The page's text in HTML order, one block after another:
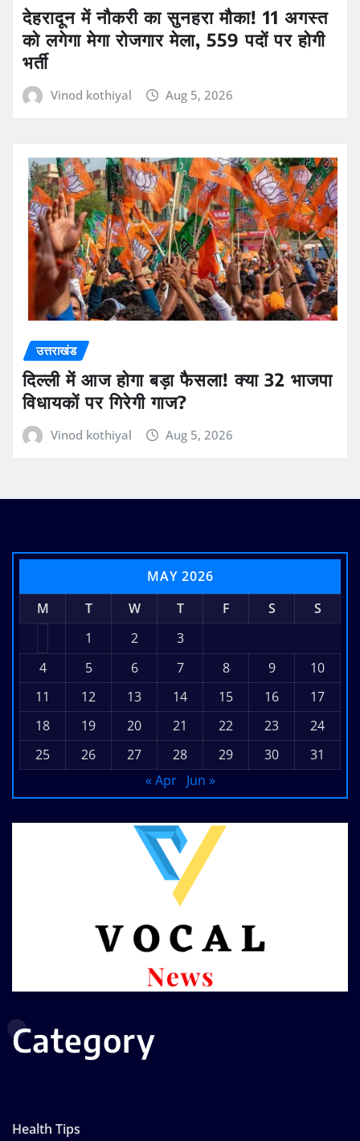
देहरादून में नौकरी का सुनहरा मौका! 11 अगस्त
को लगेगा मेगा रोजगार मेला, 559 पदों पर होगी
भर्ती
Vinod kothiyal Aug 5, 2026
उत्तराखंड
दिल्ली में आज होगा बड़ा फैसला! क्या 32 भाजपा
विधायकों पर गिरेगी गाज?
Vinod kothiyal Aug 5, 2026
MAY 2026
M
T W T F S
S
1
2
3
4
5 6 7 8 9
10
11
12 13 14 15 16
17
18
19 20 21 22 23
24
25
26 27 28 29 30
31
« Apr
Jun »
Category
Health Tips